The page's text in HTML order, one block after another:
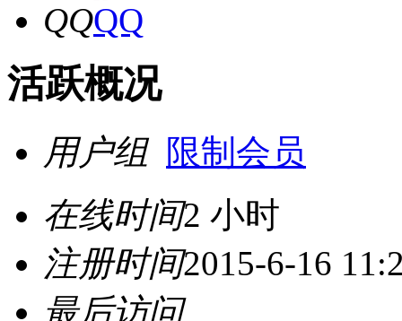
QQ
活跃概况
用户组 限制会员
在线时间2 小时
注册时间2015-6-16
最后访问